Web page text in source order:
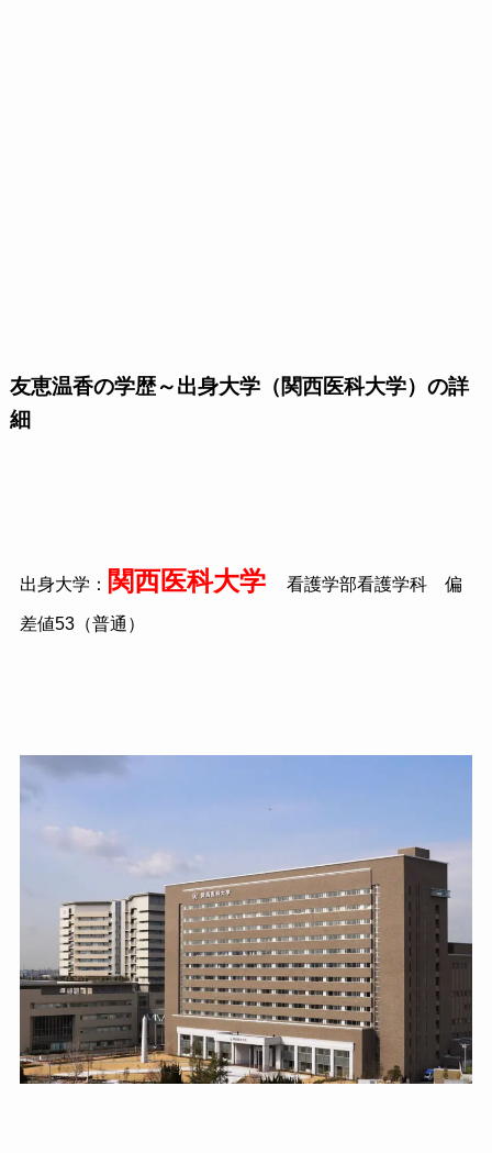
友恵温香の学歴～出身大学（関西医科大学）の詳
細
出身大学： 関西医科大学 看護学部看護学科 偏
差値53（普通）